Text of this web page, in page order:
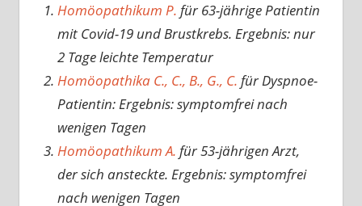
Homöopathikum P. für 63-jährige Patientin
mit Covid-19 und Brustkrebs. Ergebnis: nur
2 Tage leichte Temperatur
Homöopathika C., C., B., G., C. für Dyspnoe-
Patientin: Ergebnis: symptomfrei nach
wenigen Tagen
Homöopathikum A. für 53-jährigen Arzt,
der sich ansteckte. Ergebnis: symptomfrei
nach wenigen Tagen